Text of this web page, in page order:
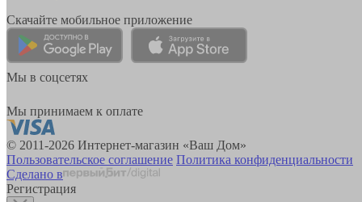
Скачайте мобильное приложение
Мы в соцсетях
Мы принимаем к оплате
© 2011-2026 Интернет-магазин «Ваш Дом»
Пользовательское соглашение Политика конфиденциальности
Сделано в
Регистрация